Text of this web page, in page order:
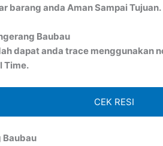
barang anda Aman Sampai Tujuan.
Baubau
dapat anda trace menggunakan
Time.
CEK RESI
Baubau